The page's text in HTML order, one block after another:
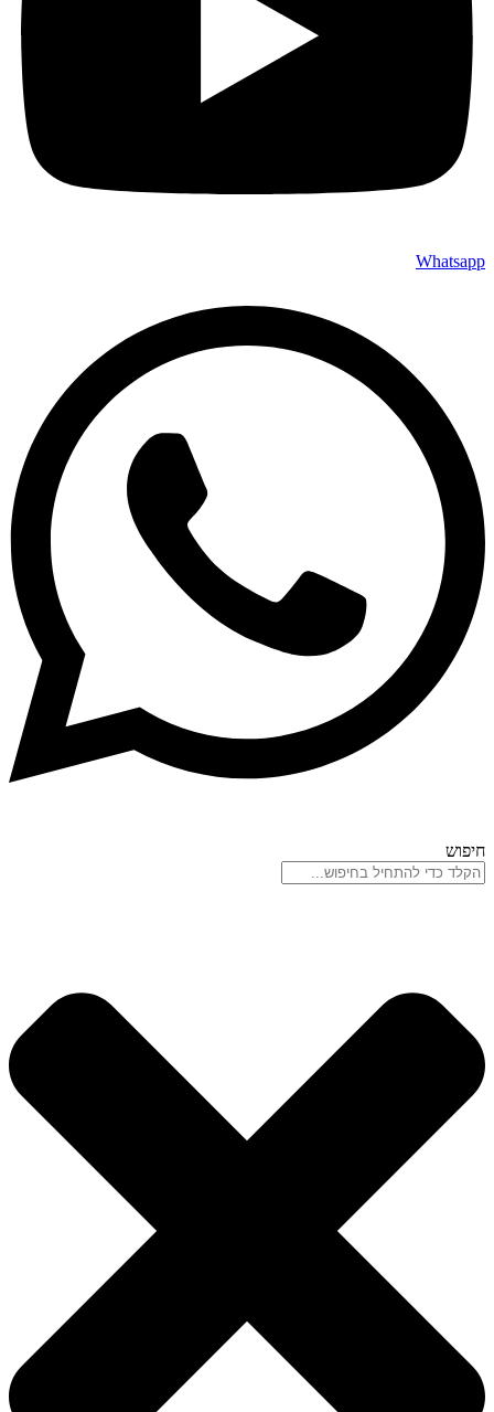
Whatsapp
חיפוש